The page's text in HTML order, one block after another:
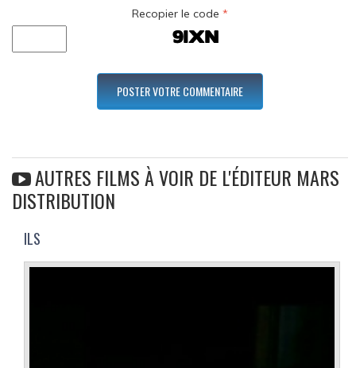
Recopier le code *
AUTRES FILMS À VOIR DE L'ÉDITEUR MARS
DISTRIBUTION
ILS